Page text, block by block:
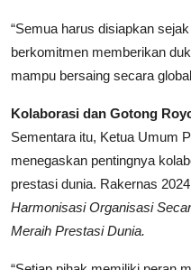
“Semua harus disiapkan
berkomitmen memberikan
mampu bersaing secara
Kolaborasi dan Gotong
Sementara itu, Ketua Umum
menegaskan pentingnya
prestasi dunia. Rakernas
Harmonisasi Organisasi
Meraih Prestasi Dunia.